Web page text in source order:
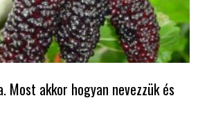
Most akkor hogyan nevezzük és